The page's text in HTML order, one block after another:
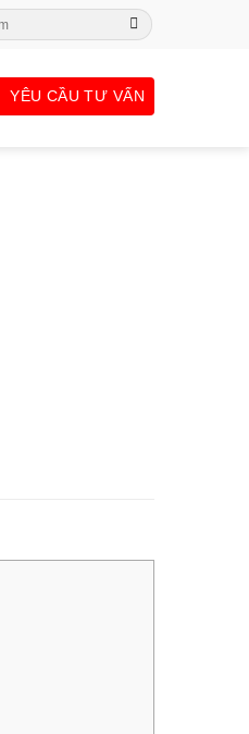
YÊU CẦU TƯ VẤN